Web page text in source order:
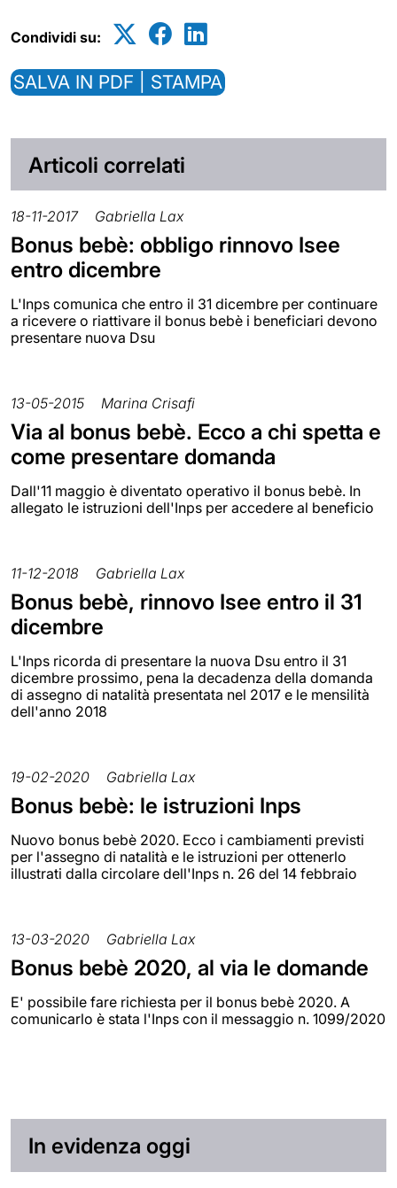
Condividi su:
SALVA IN PDF | STAMPA
Articoli correlati
18-11-2017 Gabriella Lax
Bonus bebè: obbligo rinnovo Isee
entro dicembre
L'Inps comunica che entro il 31 dicembre per continuare
a ricevere o riattivare il bonus bebè i beneficiari devono
presentare nuova Dsu
13-05-2015 Marina Crisafi
Via al bonus bebè. Ecco a chi spetta e
come presentare domanda
Dall'11 maggio è diventato operativo il bonus bebè. In
allegato le istruzioni dell'Inps per accedere al beneficio
11-12-2018 Gabriella Lax
Bonus bebè, rinnovo Isee entro il 31
dicembre
L'Inps ricorda di presentare la nuova Dsu entro il 31
dicembre prossimo, pena la decadenza della domanda
di assegno di natalità presentata nel 2017 e le mensilità
dell'anno 2018
19-02-2020 Gabriella Lax
Bonus bebè: le istruzioni Inps
Nuovo bonus bebè 2020. Ecco i cambiamenti previsti
per l'assegno di natalità e le istruzioni per ottenerlo
illustrati dalla circolare dell'Inps n. 26 del 14 febbraio
13-03-2020 Gabriella Lax
Bonus bebè 2020, al via le domande
E' possibile fare richiesta per il bonus bebè 2020. A
comunicarlo è stata l'Inps con il messaggio n. 1099/2020
In evidenza oggi